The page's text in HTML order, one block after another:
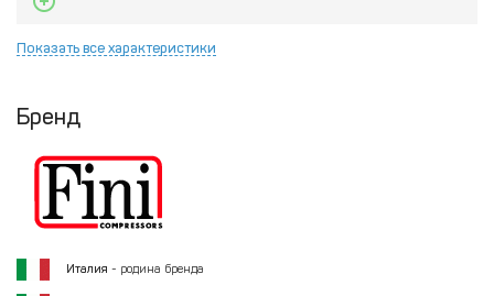
Показать все характеристики
Бренд
Италия - родина бренда